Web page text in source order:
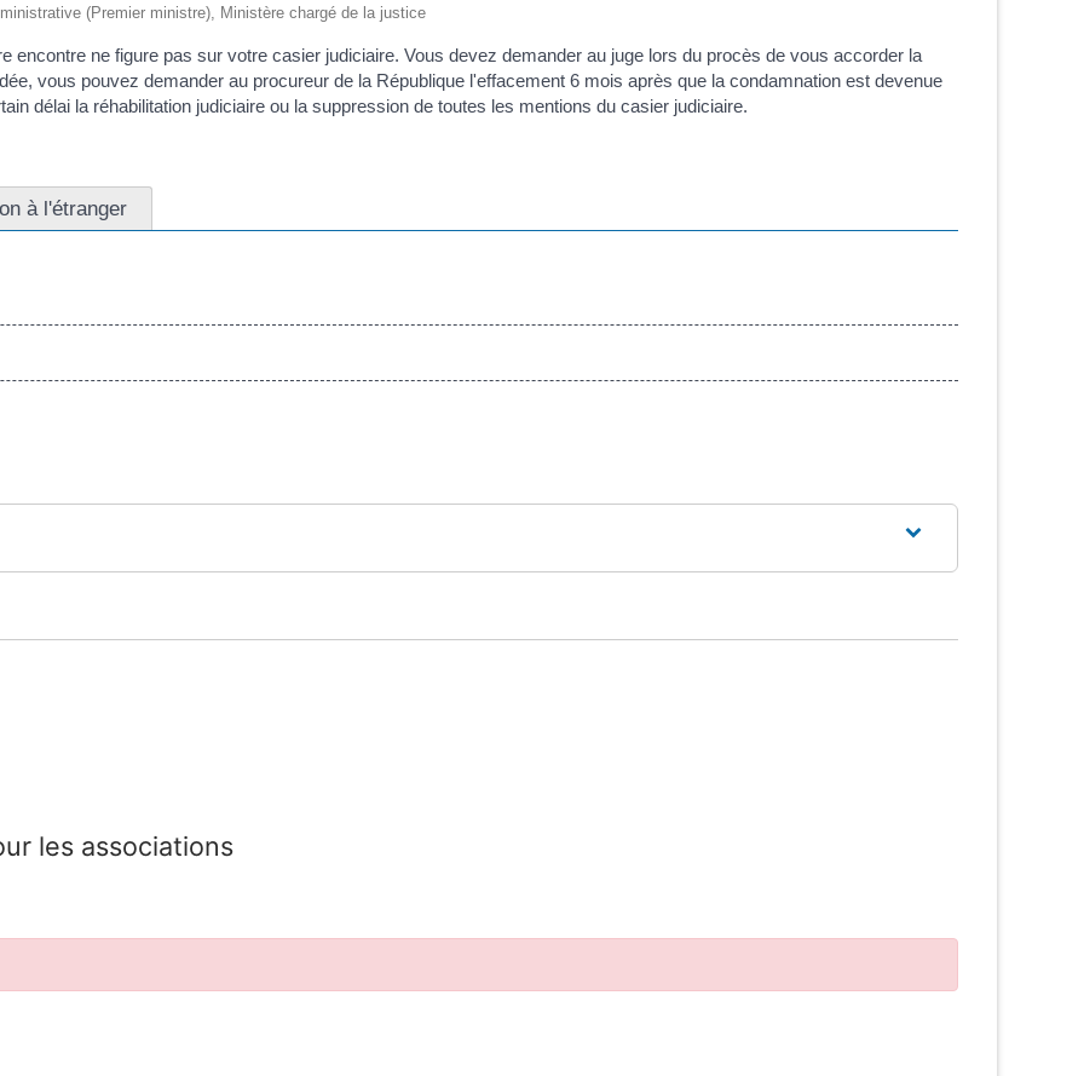
(Premier ministre), Ministère chargé de la justice
encontre ne figure pas sur votre casier judiciaire. Vous devez demander au juge lors du procès de vous accorder la
vous pouvez demander au procureur de la République l'effacement 6 mois après que la condamnation est devenue
délai la réhabilitation judiciaire ou la suppression de toutes les mentions du casier judiciaire.
à l'étranger
les associations